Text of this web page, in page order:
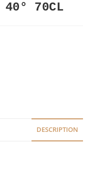
40° 70CL
DESCRIPTION